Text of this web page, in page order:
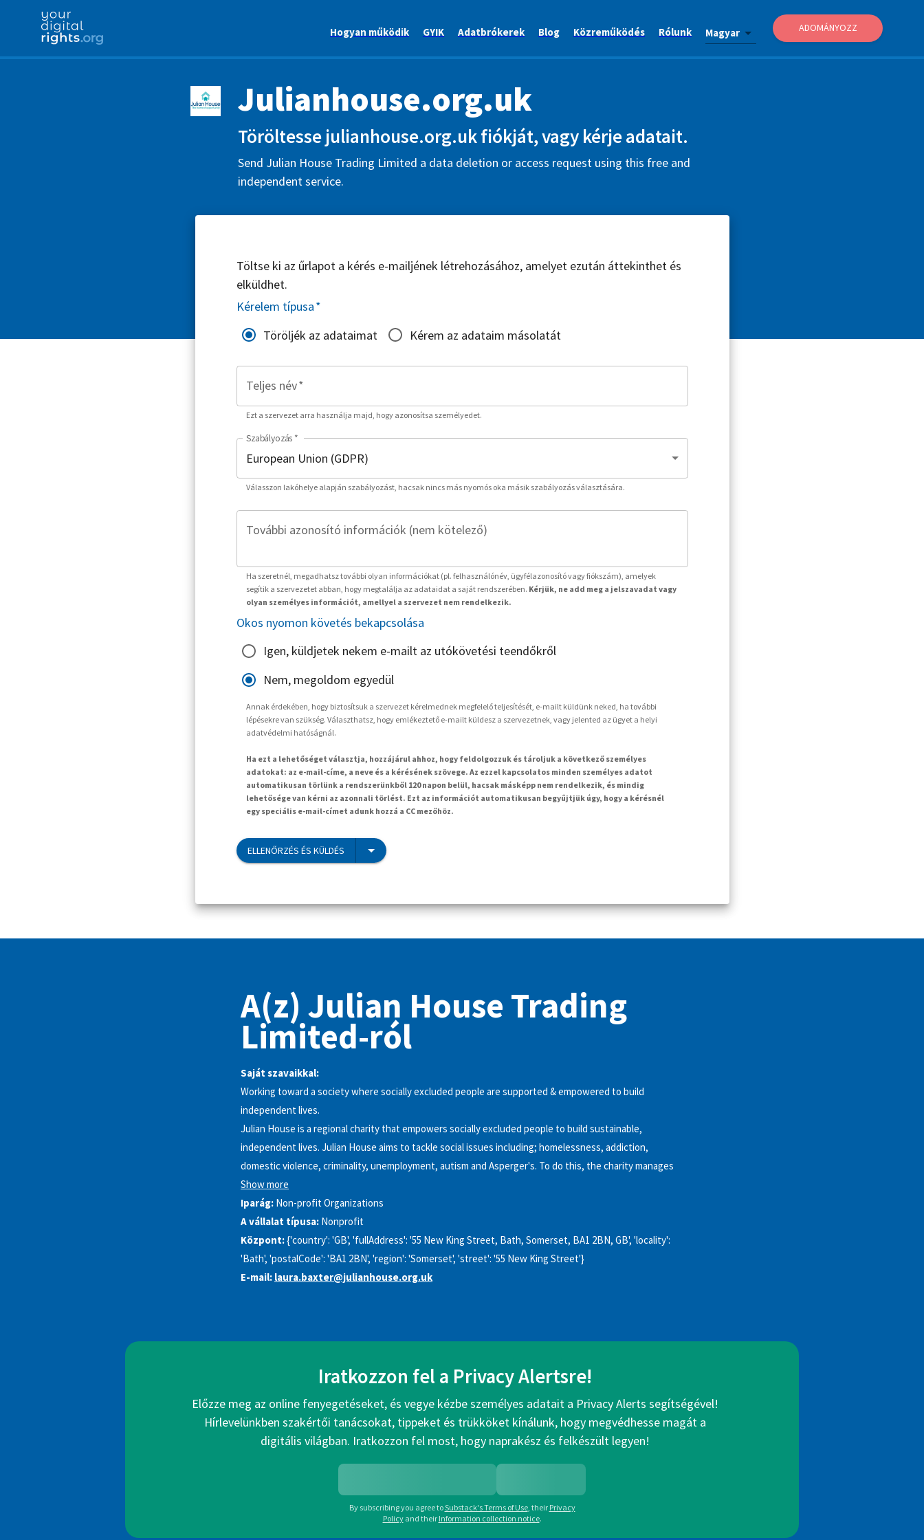
Hogyan működik GYIK Adatbrókerek Blog Közreműködés Rólunk Magyar ADOMÁNYOZZ
Julianhouse.org.uk
Töröltesse julianhouse.org.uk fiókját, vagy kérje adatait.
Send Julian House Trading Limited a data deletion or access request using this free and
independent service.
Töltse ki az űrlapot a kérés e-mailjének létrehozásához, amelyet ezután áttekinthet és
elküldhet.
Kérelem típusa*
Töröljék az adataimat
Kérem az adataim másolatát
Teljes név*
Ezt a szervezet arra használja majd, hogy azonosítsa személyedet.
Szabályozás *
Válasszon lakóhelye alapján szabályozást, hacsak nincs más nyomós oka másik szabályozás választására.
További azonosító információk (nem kötelező)
Ha szeretnél, megadhatsz további olyan információkat (pl. felhasználónév, ügyfélazonosító vagy fiókszám), amelyek
segítik a szervezetet abban, hogy megtalálja az adataidat a saját rendszerében. Kérjük, ne add meg a jelszavadat vagy
olyan személyes információt, amellyel a szervezet nem rendelkezik.
Okos nyomon követés bekapcsolása
Igen, küldjetek nekem e-mailt az utókövetési teendőkről
Nem, megoldom egyedül
Annak érdekében, hogy biztosítsuk a szervezet kérelmednek megfelelő teljesítését, e-mailt küldünk neked, ha további
lépésekre van szükség. Választhatsz, hogy emlékeztető e-mailt küldesz a szervezetnek, vagy jelented az ügyet a helyi
adatvédelmi hatóságnál.
Ha ezt a lehetőséget választja, hozzájárul ahhoz, hogy feldolgozzuk és tároljuk a következő személyes
adatokat: az e-mail-címe, a neve és a kérésének szövege. Az ezzel kapcsolatos minden személyes adatot
automatikusan törlünk a rendszerünkből 120 napon belül, hacsak másképp nem rendelkezik, és mindig
lehetősége van kérni az azonnali törlést. Ezt az információt automatikusan begyűjtjük úgy, hogy a kérésnél
egy speciális e-mail-címet adunk hozzá a CC mezőhöz.
ELLENŐRZÉS ÉS KÜLDÉS
A(z) Julian House Trading
Limited-ról
Saját szavaikkal:
Working toward a society where socially excluded people are supported & empowered to build
independent lives.
Julian House is a regional charity that empowers socially excluded people to build sustainable,
independent lives. Julian House aims to tackle social issues including; homelessness, addiction,
domestic violence, criminality, unemployment, autism and Asperger's. To do this, the charity manages
Show more
Iparág: Non-profit Organizations
A vállalat típusa: Nonprofit
Központ:{'country': 'GB', 'fullAddress': '55 New King Street, Bath, Somerset, BA1 2BN, GB', 'locality':
'Bath', 'postalCode': 'BA1 2BN', 'region': 'Somerset', 'street': '55 New King Street'}
E-mail: laura.baxter@julianhouse.org.uk
Iratkozzon fel a Privacy Alertsre!
Előzze meg az online fenyegetéseket, és vegye kézbe személyes adatait a Privacy Alerts segítségével!
Hírlevelünkben szakértői tanácsokat, tippeket és trükköket kínálunk, hogy megvédhesse magát a
digitális világban. Iratkozzon fel most, hogy naprakész és felkészült legyen!
By subscribing you agree toSubstack's Terms of Use, their Privacy
Policy and their Information collection notice.